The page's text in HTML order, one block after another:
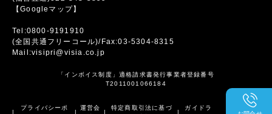
【Googleマップ】
Tel:0800-9191910
(全国共通フリーコール)/Fax:03-5304-8315
Mail:visipri@visia.co.jp
「インボイス制度」適格請求書発行事業者登録番号
T2011001066184
|
プライバシーポ
|
運営会
|
特定商取引法に基づ
|
ガイドラ